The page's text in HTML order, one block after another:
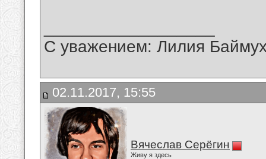
С уважением: Лилия
02.11.2017, 15:55
Вячеслав Серёгин
Живу я здесь